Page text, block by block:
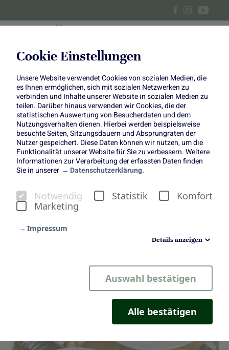
Cookie Einstellungen
Unsere Website verwendet Cookies von sozialen Medien, die
es Ihnen ermöglichen, sich mit sozialen Netzwerken zu
verbinden und Inhalte unserer Website in sozialen Medien zu
teilen. Darüber hinaus verwenden wir Cookies, die der
statistischen Auswertung von Besucherdaten und dem
Nutzungsverhalten dienen. Hierbei werden beispielsweise
besuchte Seiten, Sitzungsdauern und Absprungraten der
Nutzer gespeichert. Diese Daten können wir nutzen, um die
Funktionalität unserer Website für Sie zu verbessern. Weitere
Informationen zur Verarbeitung der erfassten Daten finden
Sie in unserer
Datenschutzerklärung.
Notwendig Statistik
Komfort
Marketing
Impressum
Details anzeigen
Auswahl bestätigen
Alle bestätigen
Karamellisierte Kaki mit
Minzjoghurt
Minz-Joghurt und Pistazien
Erfrischendes Frühstück für den Winter